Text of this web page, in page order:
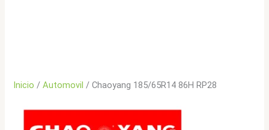
Inicio /Automovil / Chaoyang 185/65R14 86H RP28